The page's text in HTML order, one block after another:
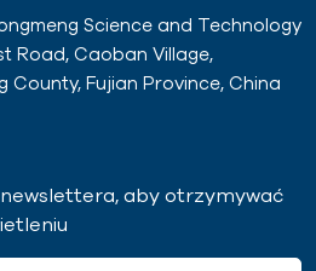
Science and Technology
Road, Caoban Village,
County, Fujian Province, China
aby otrzymywać